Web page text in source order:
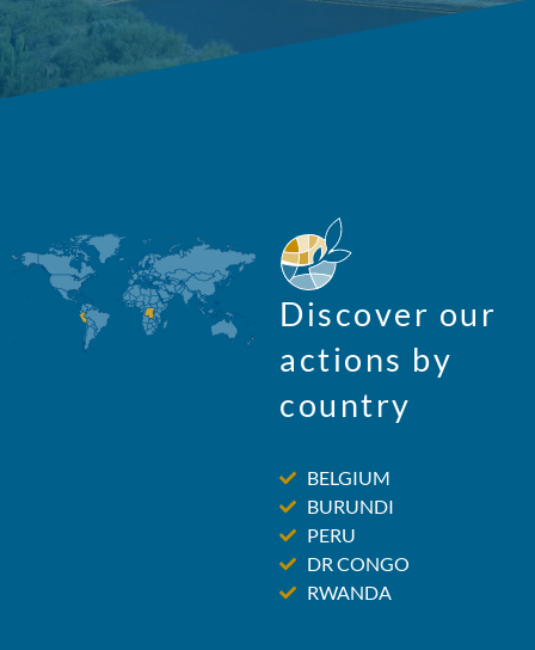
Discover our
actions by
country
BELGIUM
BURUNDI
PERU
DR CONGO
RWANDA